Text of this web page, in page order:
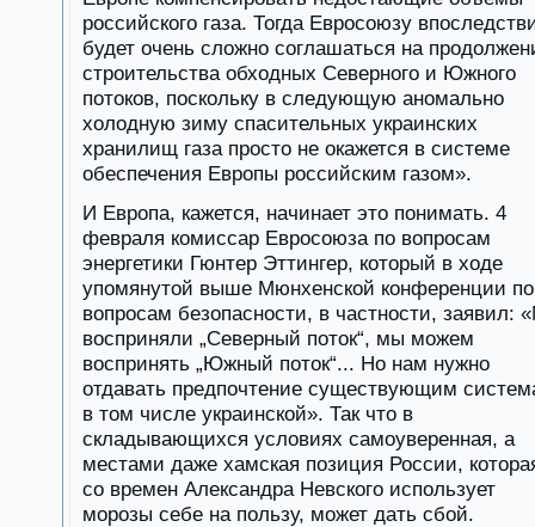
российского газа. Тогда Евросоюзу
будет очень сложно соглашаться на
строительства обходных Северного и Южного
потоков, поскольку в следующую аномально
холодную зиму спасительных украинских
хранилищ газа просто не окажется в системе
обеспечения Европы российским газом».
И Европа, кажется, начинает это понимать. 4
февраля комиссар Евросоюза по вопросам
энергетики Гюнтер Эттингер, который в ходе
упомянутой выше Мюнхенской конференции по
вопросам безопасности, в частности, заявил:
восприняли „Северный поток“, мы можем
воспринять „Южный поток“... Но нам нужно
отдавать предпочтение существующим
в том числе украинской». Так что в
складывающихся условиях самоуверенная, а
местами даже хамская позиция России,
со времен Александра Невского использует
морозы себе на пользу, может дать сбой.